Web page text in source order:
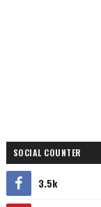
SOCIAL COUNTER
3.5k